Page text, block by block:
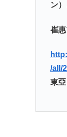
ン
崔
/all/
東